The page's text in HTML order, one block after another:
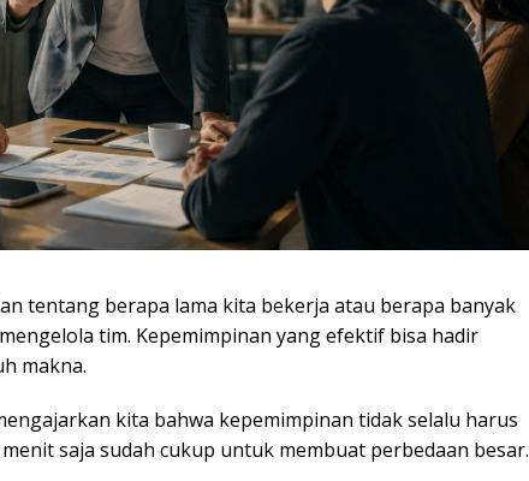
tentang berapa lama kita bekerja atau berapa banyak
tim. Kepemimpinan yang efektif bisa hadir
makna.
kita bahwa kepemimpinan tidak selalu harus
saja sudah cukup untuk membuat perbedaan besar.